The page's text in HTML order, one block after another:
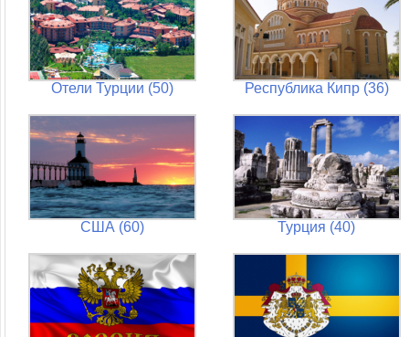
Отели Турции (50) Республика Кипр (36)
США (60) Турция (40)